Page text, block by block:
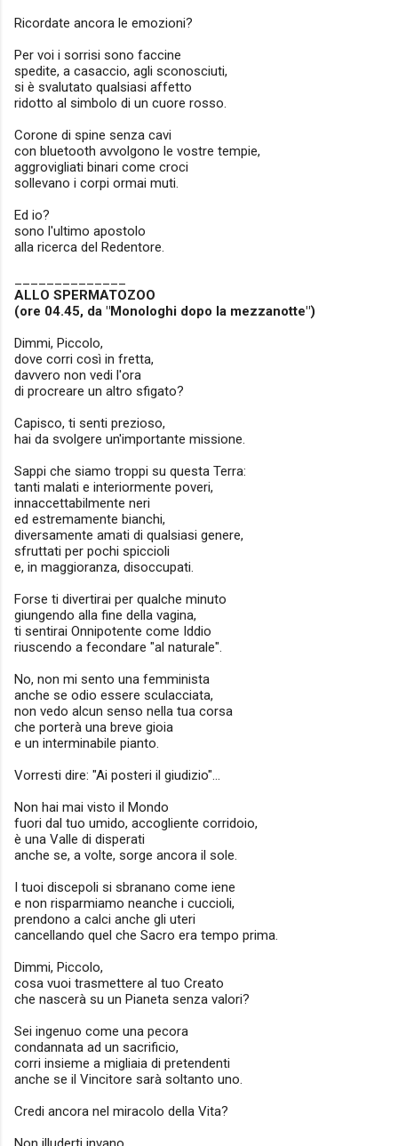
Ricordate ancora le emozioni?
Per voi i sorrisi sono faccine
spedite, a casaccio, agli sconosciuti,
si è svalutato qualsiasi affetto
ridotto al simbolo di un cuore rosso.
Corone di spine senza cavi
con bluetooth avvolgono le vostre tempie,
aggrovigliati binari come croci
sollevano i corpi ormai muti.
Ed io?
sono l'ultimo apostolo
alla ricerca del Redentore.
ALLO SPERMATOZOO
(ore 04.45, da "Monologhi dopo la mezzanotte")
Dimmi, Piccolo,
dove corri così in fretta,
davvero non vedi l'ora
di procreare un altro sfigato?
Capisco, ti senti prezioso,
hai da svolgere un'importante missione.
Sappi che siamo troppi su questa Terra:
tanti malati e interiormente poveri,
innaccettabilmente neri
ed estremamente bianchi,
diversamente amati di qualsiasi genere,
sfruttati per pochi spiccioli
e, in maggioranza, disoccupati.
Forse ti divertirai per qualche minuto
giungendo alla fine della vagina,
ti sentirai Onnipotente come Iddio
riuscendo a fecondare "al naturale".
No, non mi sento una femminista
anche se odio essere sculacciata,
non vedo alcun senso nella tua corsa
che porterà una breve gioia
e un interminabile pianto.
Vorresti dire: "Ai posteri il giudizio"...
Non hai mai visto il Mondo
fuori dal tuo umido, accogliente corridoio,
è una Valle di disperati
anche se, a volte, sorge ancora il sole.
I tuoi discepoli si sbranano come iene
e non risparmiamo neanche i cuccioli,
prendono a calci anche gli uteri
cancellando quel che Sacro era tempo prima.
Dimmi, Piccolo,
cosa vuoi trasmettere al tuo Creato
che nascerà su un Pianeta senza valori?
Sei ingenuo come una pecora
condannata ad un sacrificio,
corri insieme a migliaia di pretendenti
anche se il Vincitore sarà soltanto uno.
Credi ancora nel miracolo della Vita?